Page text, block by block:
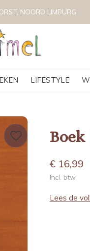
LIFESTYLE
€ 16,99
Incl. btw
Lees de